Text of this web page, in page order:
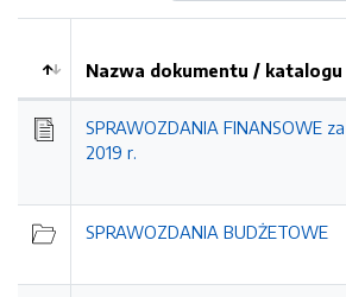
Kolejność
Nazwa dokumentu / katalogu
SPRAWOZDANIA FINANSOWE za
2019 r.
SPRAWOZDANIA BUDŻETOWE